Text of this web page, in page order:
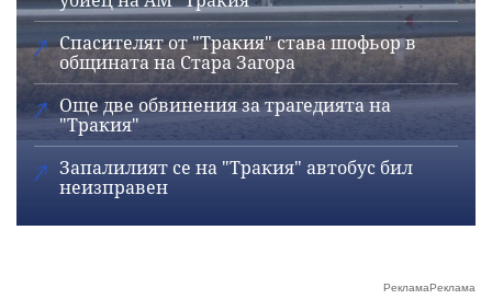
Спасителят от "Тракия" става шофьор в
общината на Стара Загора
Още две обвинения за трагедията на
"Тракия"
Запалилият се на "Тракия" автобус бил
неизправен